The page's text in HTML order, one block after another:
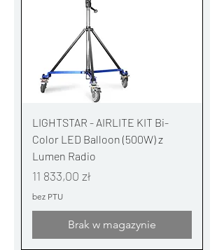
LIGHTSTAR - AIRLITE KIT Bi-
Color LED Balloon (500W) z
Lumen Radio
Cena
11 833,00 zł
bez PTU
Brak w magazynie